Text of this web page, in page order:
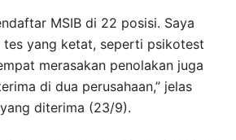
MSIB di 22 posisi. Saya
tes yang ketat, seperti psikotest
merasakan penolakan juga
di dua perusahaan,” jelas
diterima (23/9).